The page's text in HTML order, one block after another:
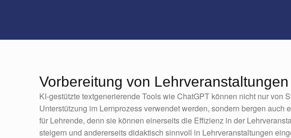
Vorbereitung von Lehrveranstaltungen
KI-gestützte textgenerierende Tools wie ChatGPT können nicht nur von
Unterstützung im Lernprozess verwendet werden, sondern bergen auch
für Lehrende, denn sie können einerseits die Effizienz in der
steigern und andererseits didaktisch sinnvoll in Lehrveranstaltungen